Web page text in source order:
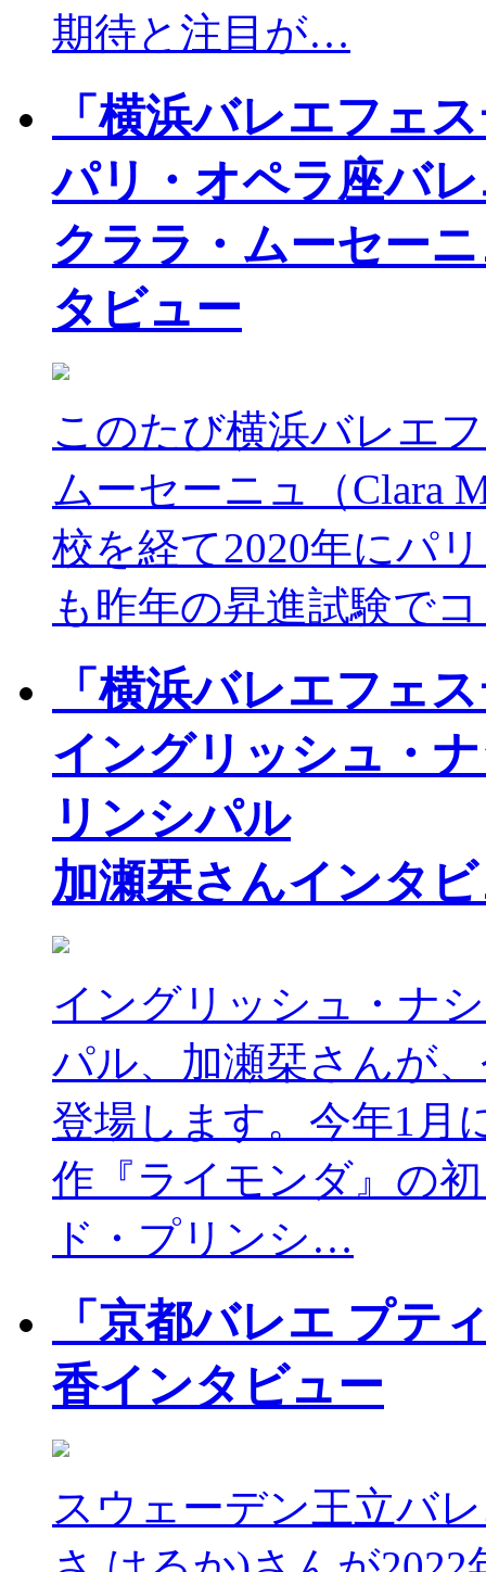
期待と注目が…
「横浜バレエフェ
パリ・オペラ座バ
クララ・ムーセー
タビュー
このたび横浜バレエ
ムーセーニュ（Clara
校を経て2020年にパ
も昨年の昇進試験で
「横浜バレエフェ
イングリッシュ・
リンシパル
加瀬栞さんインタ
イングリッシュ・ナ
パル、加瀬栞さんが
登場します。今年1月
作『ライモンダ』の
ド・プリンシ…
「京都バレエ プテ
香インタビュー
スウェーデン王立バ